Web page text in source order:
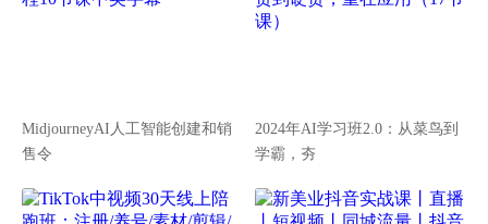
MidjourneyAI人工智能创建和销
售令
2024年AI学习班2.0：从菜鸟到
学霸，夯